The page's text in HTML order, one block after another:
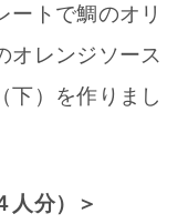
ートで鯛のオリ
オレンジソース
下）を作りまし
人分）＞